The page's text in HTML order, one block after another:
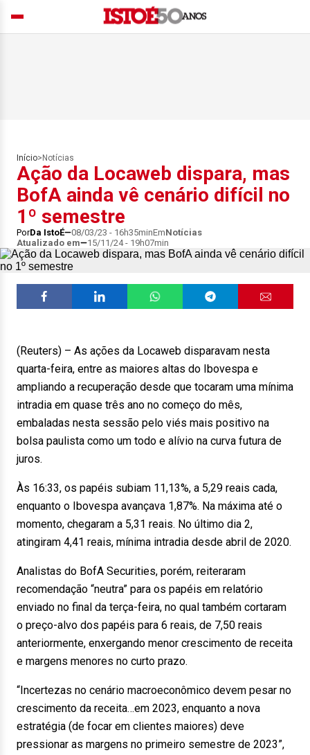
Início> Notícias
Ação da Locaweb dispara, mas
BofA ainda vê cenário difícil no
1º semestre
PorDa IstoÉ 08/03/23 - 16h35minEmNotícias
Atualizado em
15/11/24 - 19h07min
(Reuters) – As ações da Locaweb disparavam nesta
quarta-feira, entre as maiores altas do Ibovespa e
ampliando a recuperação desde que tocaram uma mínima
intradia em quase três ano no começo do mês,
embaladas nesta sessão pelo viés mais positivo na
bolsa paulista como um todo e alívio na curva futura de
juros.
Às 16:33, os papéis subiam 11,13%, a 5,29 reais cada,
enquanto o Ibovespa avançava 1,87%. Na máxima até o
momento, chegaram a 5,31 reais. No último dia 2,
atingiram 4,41 reais, mínima intradia desde abril de 2020.
Analistas do BofA Securities, porém, reiteraram
recomendação “neutra” para os papéis em relatório
enviado no final da terça-feira, no qual também cortaram
o preço-alvo dos papéis para 6 reais, de 7,50 reais
anteriormente, enxergando menor crescimento de receita
e margens menores no curto prazo.
“Incertezas no cenário macroeconômico devem pesar no
crescimento da receita…em 2023, enquanto a nova
estratégia (de focar em clientes maiores) deve
pressionar as margens no primeiro semestre de 2023”,